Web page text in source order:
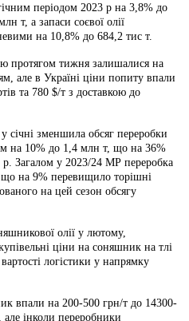
періодом 2023 р на 3,8% до
т, а запаси соєвої олії
на 10,8% до 684,2 тис т.
протягом тижня залишалися на
але в Україні ціни попиту впали
та 780 $/т з доставкою до
зменшила обсяг переробки
на 10% до 1,4 млн т, що на 36%
Загалом у 2023/24 МР переробка
на 9% перевищило торішні
на цей сезон обсягу
олії у лютому,
ціни на соняшник на тлі
логістики у напрямку
впали на 200-500 грн/т до 14300-
але інколи переробники